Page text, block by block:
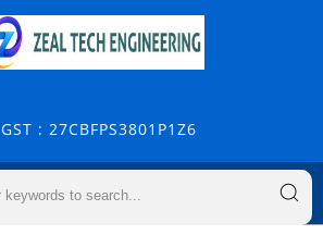
GST : 27CBFPS3801P1Z6